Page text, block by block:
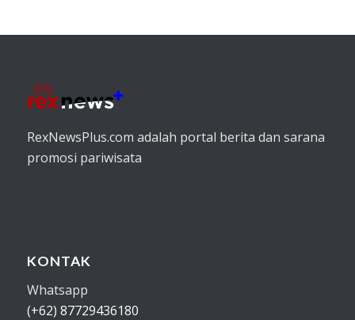
RexNewsPlus.com adalah portal berita dan sarana
promosi pariwisata
KONTAK
Whatsapp
(+62) 87729436180